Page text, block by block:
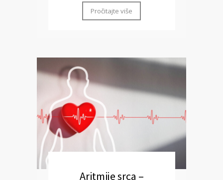
Pročitajte više
Aritmije srca –